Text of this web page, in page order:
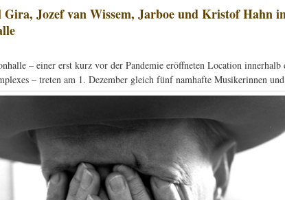
Gira, Jozef van Wissem, Jarboe und Kristof Hahn
– einer erst kurz vor der Pandemie eröffneten Location
– treten am 1. Dezember gleich fünf namhafte Musikerinnen